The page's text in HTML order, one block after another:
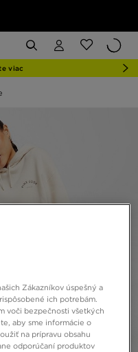
viac
Zákazníkov úspešný a
ich potrebám.
voči bezpečnosti všetkých
aby sme informácie o
na prípravu obsahu
odporúčaní produktov